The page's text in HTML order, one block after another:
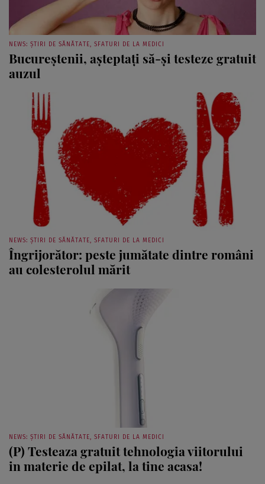
NEWS: ȘTIRI DE SĂNĂTATE, SFATURI DE LA MEDICI
Bucureştenii, aşteptaţi să-şi testeze gratuit
NEWS: ȘTIRI DE SĂNĂTATE, SFATURI DE LA MEDICI
Îngrijorător: peste jumătate dintre români
NEWS: ȘTIRI DE SĂNĂTATE, SFATURI DE LA MEDICI
(P) Testeaza gratuit tehnologia viitorului